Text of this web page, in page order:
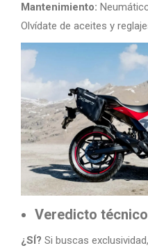
Mantenimiento:
Olvídate de aceites y
Veredicto
¿SÍ? Si buscas